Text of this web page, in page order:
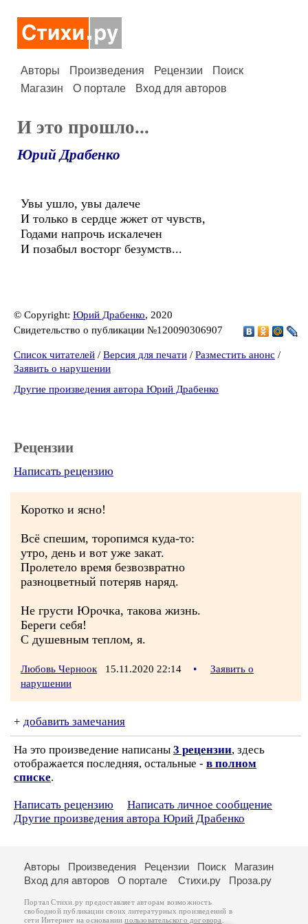
Авторы Произведения Рецензии
Поиск
Магазин
О портале Вход для авторов
И это прошло...
Юрий Драбенко
Увы ушло, увы далече
И только в сердце жжет от чувств,
Годами напрочь искалечен
И позабыл восторг безумств...
© Copyright: Юрий Драбенко, 2020
Свидетельство о публикации №120090306907
Список читателей / Версия для печати / Разместить анонс /
Заявить о нарушении
Другие произведения автора Юрий Драбенко
Рецензии
Написать рецензию
Коротко и ясно!
Всё спешим, торопимся куда-то:
утро, день и вот уже закат.
Пролетело время безвозвратно
разноцветный потеряв наряд.
Не грусти Юрочка, такова жизнь.
Береги себя!
С душевным теплом, я.
Любовь Черноок 15.11.2020 22:14 •
Заявить о
нарушении
+ добавить замечания
На это произведение написаны 3 рецензии, здесь
отображается последняя, остальные - в полном
списке.
Написать рецензию
Написать личное сообщение
Другие произведения автора Юрий Драбенко
Авторы Произведения Рецензии Поиск
Магазин
Вход для авторов
О портале Стихи.ру Проза.ру
Портал Стихи.ру предоставляет авторам возможность
свободной публикации своих литературных произведений в
сети Интернет на основаниипользовательского договора